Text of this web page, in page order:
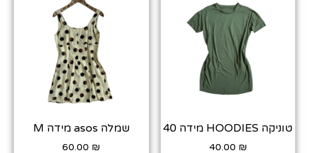
טוניקה HOODIES מידה 40
40.00 ₪
שמלה asos מידה M
60.00 ₪